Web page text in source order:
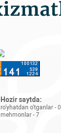
Hozir saytda:
ro'yhatdan o'tganlar - 0
mehmonlar - 7